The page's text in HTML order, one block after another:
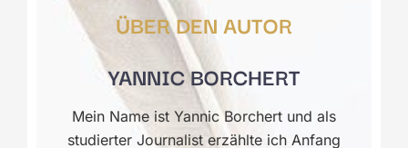
ÜBER DEN AUTOR
YANNIC BORCHERT
Mein Name ist Yannic Borchert und als
studierter Journalist erzählte ich Anfang